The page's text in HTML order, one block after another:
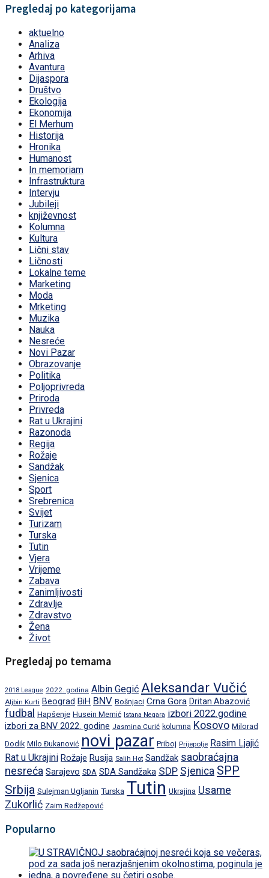
Pregledaj po kategorijama
aktuelno
Analiza
Arhiva
Avantura
Dijaspora
Društvo
Ekologija
Ekonomija
El Merhum
Historija
Hronika
Humanost
In memoriam
Infrastruktura
Intervju
Jubileji
književnost
Kolumna
Kultura
Lični stav
Ličnosti
Lokalne teme
Marketing
Moda
Mrketing
Muzika
Nauka
Nesreće
Novi Pazar
Obrazovanje
Politika
Poljoprivreda
Priroda
Privreda
Rat u Ukrajini
Razonoda
Regija
Rožaje
Sandžak
Sjenica
Sport
Srebrenica
Svijet
Turizam
Turska
Tutin
Vjera
Vrijeme
Zabava
Zanimljivosti
Zdravlje
Zdravstvo
Žena
Život
Pregledaj po temama
2018 League 2022. godina Albin Gegić Aleksandar Vučić
Aljbin Kurti Beograd BiH BNV Bošnjaci Crna Gora Dritan Abazović
fudbal Hapšenje Husein Memić Istana Negara izbori 2022.godine
izbori za BNV 2022. godine Jasmina Curić kolumna Kosovo Milorad
Dodik Milo Đukanović novi pazar Priboj Prijepolje Rasim Ljajić
Rat u Ukrajini Rožaje Rusija Salih Hot Sandžak saobraćajna
nesreća Sarajevo SDA SDA Sandžaka SDP Sjenica SPP
Srbija Sulejman Ugljanin Turska Tutin Ukrajina Usame
Zukorlić Zaim Redžepović
Popularno